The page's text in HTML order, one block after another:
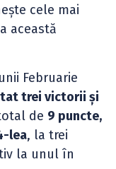
cele mai
această
Februarie
trei victorii și
de 9 puncte,
lea, la trei
la unul în